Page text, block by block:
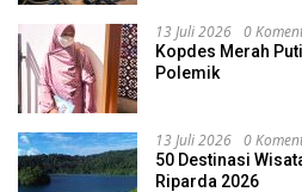
13 Juli 2026 0
Kopdes Merah
Polemik
13 Juli 2026 0
50 Destinasi
Riparda 2026